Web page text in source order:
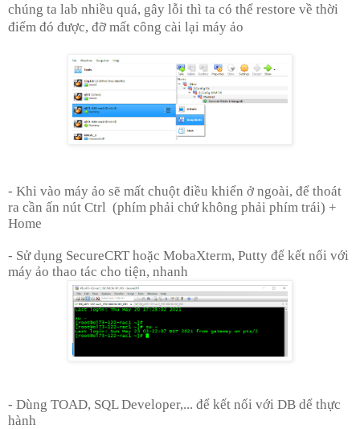
chúng ta lab nhiều quá, gây lỗi thì ta có thể restore về thời
điểm đó được, đỡ mất công cài lại máy ảo
- Khi vào máy ảo sẽ mất chuột điều khiển ở ngoài, để thoát
ra cần ấn nút Ctrl (phím phải chứ không phải phím trái) +
Home
- Sử dụng SecureCRT hoặc MobaXterm, Putty để kết nối với
máy ảo thao tác cho tiện, nhanh
- Dùng TOAD, SQL Developer,... để kết nối với DB dể thực
hành